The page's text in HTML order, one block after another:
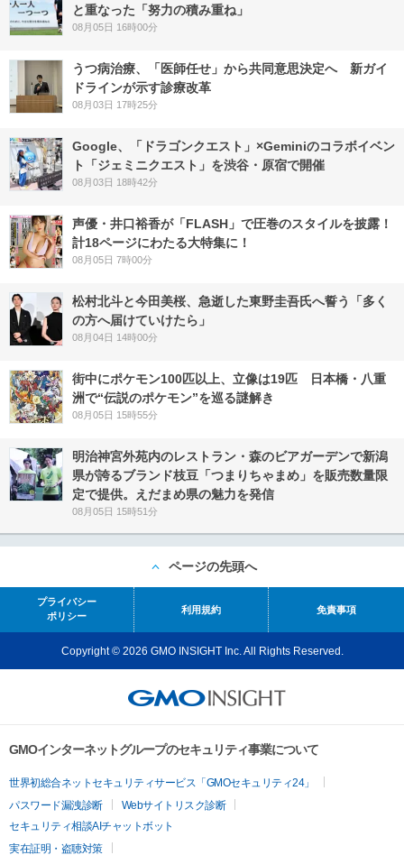
と重なった「努力の積み重ね」
08月05日 16時00分
うつ病治療、「医師任せ」から共同意思決定へ 新ガイ
ドラインが示す診療改革
08月03日 17時25分
Google、「ドラゴンクエスト」×Geminiのコラボイベン
ト「ジェミニクエスト」を渋谷・原宿で開催
08月03日 18時42分
声優・井口裕香が「FLASH」で圧巻のスタイルを披露！
計18ページにわたる大特集に！
08月05日 7時00分
松村北斗と今田美桜、急逝した東野圭吾氏へ誓う「多く
の方へ届けていけたら」
08月04日 14時00分
街中にポケモン100匹以上、立像は19匹 日本橋・八重
洲で“伝説のポケモン”を巡る謎解き
08月05日 15時55分
明治神宮外苑内のレストラン・森のビアガーデンで新潟
県が誇るブランド枝豆「つまりちゃまめ」を販売数量限
定で提供。えだまめ県の魅力を発信
08月05日 15時51分
ページの先頭へ
プライバシー
ポリシー
利用規約 免責事項
Copyright © 2026 GMO INSIGHT Inc. All Rights Reserved.
GMOインターネットグループのセキュリティ事業について
世界初総合ネットセキュリティサービス「GMOセキュリティ24」
パスワード漏洩診断
Webサイトリスク診断
セキュリティ相談AIチャットボット
実在証明・盗聴対策